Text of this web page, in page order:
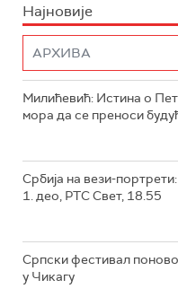
Најновије
Милићевић: Истина о
мора да се преноси
Србија на вези-
1. део, РТС Свет, 18.55
Српски фестивал
у Чикагу